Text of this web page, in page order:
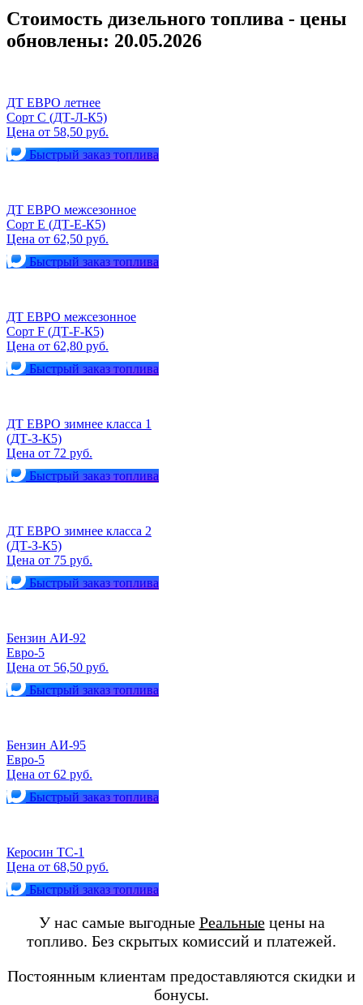
Стоимость дизельного топлива - цены
обновлены: 20.05.2026
ДТ ЕВРО летнее
Сорт С (ДТ-Л-К5)
Цена от 58,50 руб.
Быстрый заказ топлива
ДТ ЕВРО межсезонное
Сорт Е (ДТ-Е-К5)
Цена от 62,50 руб.
Быстрый заказ топлива
ДТ ЕВРО межсезонное
Сорт F (ДТ-F-К5)
Цена от 62,80 руб.
Быстрый заказ топлива
ДТ ЕВРО зимнее класса 1
(ДТ-З-К5)
Цена от 72 руб.
Быстрый заказ топлива
ДТ ЕВРО зимнее класса 2
(ДТ-З-К5)
Цена от 75 руб.
Быстрый заказ топлива
Бензин АИ-92
Евро-5
Цена от 56,50 руб.
Быстрый заказ топлива
Бензин АИ-95
Евро-5
Цена от 62 руб.
Быстрый заказ топлива
Керосин ТС-1
Цена от 68,50 руб.
Быстрый заказ топлива
У нас самые выгодные Реальныецены на
топливо. Без скрытых комиссий и платежей.
Постоянным клиентам предоставляются скидки и
бонусы.